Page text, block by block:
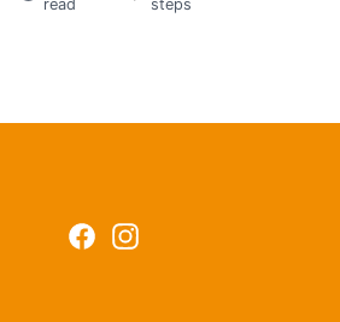
read
steps
FacebookInstagram